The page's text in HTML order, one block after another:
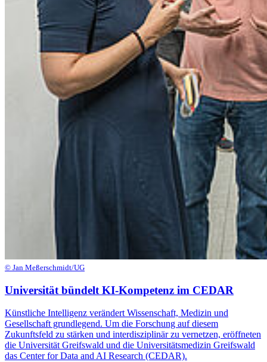
© Jan Meßerschmidt/UG
Universität bündelt KI-Kompetenz im CEDAR
Künstliche Intelligenz verändert Wissenschaft, Medizin und
Gesellschaft grundlegend. Um die Forschung auf diesem
Zukunftsfeld zu stärken und interdisziplinär zu vernetzen, eröffneten
die Universität Greifswald und die Universitätsmedizin Greifswald
das Center for Data and AI Research (CEDAR).